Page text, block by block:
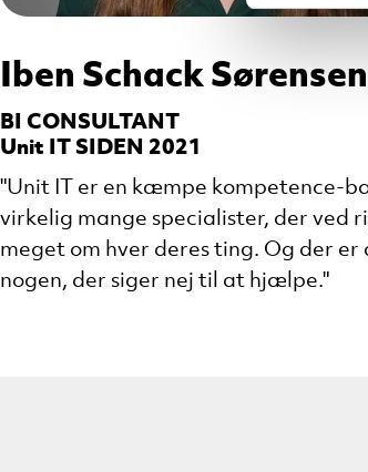
Iben Schack Sørensen
BI CONSULTANT
Unit IT SIDEN 2021
"Unit IT er en kæmpe kompetence-
virkelig mange specialister, der ved
meget om hver deres ting. Og der er
nogen, der siger nej til at hjælpe."